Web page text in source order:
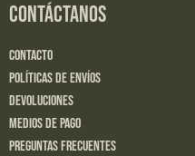
CONTÁCTANOS
Contacto
Políticas de Envíos
Devoluciones
Medios de Pago
Preguntas Frecuentes